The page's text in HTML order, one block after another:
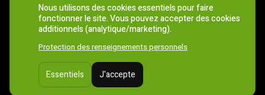
© 2023 – SADC des Laurentides – Tous droits réservés | Site
Tramweb
Nous utilisons des cookies essentiels pour faire
fonctionner le site. Vous pouvez accepter des cookies
additionnels (analytique/marketing).
Protection des renseignements personnels
Essentiels J'accepte